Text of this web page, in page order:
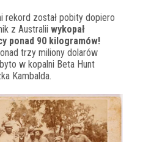
rekord został pobity dopiero
z Australii wykopał
ponad 90 kilogramów!
trzy miliony dolarów
w kopalni Beta Hunt
Kambalda.